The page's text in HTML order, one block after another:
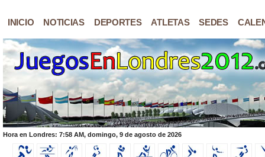
INICIO NOTICIAS DEPORTES ATLETAS SEDES
Hora en Londres: 7:58 AM, domingo, 9 de agosto de 2026